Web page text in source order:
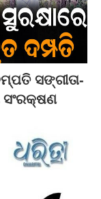
ସଙ୍ଗୀତା-